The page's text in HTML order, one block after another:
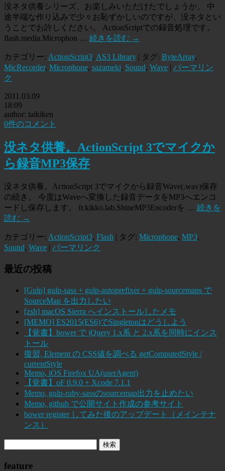
没ネタ供養シリーズ、お楽しみいただけたでしょうか。 中
途半端な作り込みで少々お恥ずかしいのですが、没ネタとい
うことでお許しください。 ActionScriptでの録音処理です。
flash.media.Microphon … 続きを読む →
カテゴリー: ActionScript3, AS3 Library | タグ: ByteArray,
MicRecorder, Microphone, sazameki, Sound, Wave | パーマリン
ク
2011.03.09
18:09
author: taikiken
0件のコメント
没ネタ供養。ActionScript 3でマイクか
ら録音MP3保存
没ネタ供養。ActionScript 3でマイクから録音Wave(.wav)保存
の続き。 今度はWaveへ変換した録音データをMP3へエンコ
ードし保存します。 fr.kikko.lab.ShineMP3Encoderを … 続きを
読む →
カテゴリー: ActionScript3, Flash | タグ: Microphone, MP3,
Sound, Wave | パーマリンク
最近の投稿
[Gulp] gulp-sass + gulp-autoprefixer + gulp-sourcemaps で
SourceMap を出力したい
[zsh] macOS Sierra へインストールしたメモ
[MEMO] ES2015(ES6)でSingletonはどうしよう
【覚書】bower で jQuery 1.x系 と 2.x系を同時にインス
トール
復習, Element の CSS値を調べる getComputedStyle /
currentStyle
Memo, iOS Firefox UA(userAgent)
【覚書】oF 0.9.0 + Xcode 7.1.1
Memo, gulp-ruby-sassのsourcemap出力を止めたい
Memo, github で公開サイト作成の参考サイト
bower register してみた後のアップデート（メインテナ
ンス）
feature